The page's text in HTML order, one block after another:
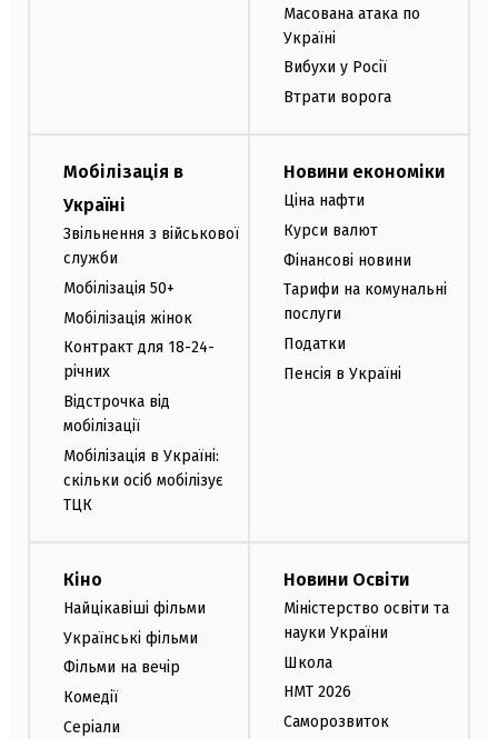
Масована атака по
Україні
Вибухи у Росії
Втрати ворога
Мобілізація в
Україні
Звільнення з військової
служби
Мобілізація 50+
Мобілізація жінок
Контракт для 18-24-
річних
Відстрочка від
мобілізації
Мобілізація в Україні:
скільки осіб мобілізує
ТЦК
Новини економіки
Ціна нафти
Курси валют
Фінансові новини
Тарифи на комунальні
послуги
Податки
Пенсія в Україні
Кіно
Найцікавіші фільми
Українські фільми
Фільми на вечір
Комедії
Серіали
Новини Освіти
Міністерство освіти та
науки України
Школа
НМТ 2026
Саморозвиток